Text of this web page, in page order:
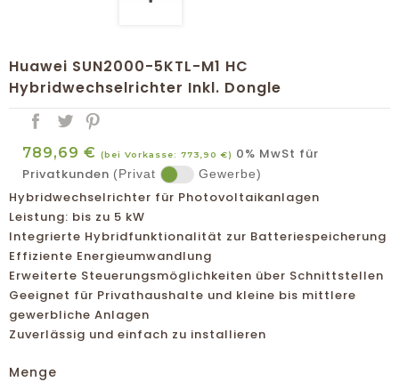
Huawei SUN2000-5KTL-M1 HC
Hybridwechselrichter Inkl. Dongle
789,69 € (bei Vorkasse: 773,90 €)
0% MwSt für
Privatkunden (Privat Gewerbe)
Hybridwechselrichter für Photovoltaikanlagen
Leistung: bis zu 5 kW
Integrierte Hybridfunktionalität zur Batteriespeicherung
Effiziente Energieumwandlung
Erweiterte Steuerungsmöglichkeiten über Schnittstellen
Geeignet für Privathaushalte und kleine bis mittlere
gewerbliche Anlagen
Zuverlässig und einfach zu installieren
Menge